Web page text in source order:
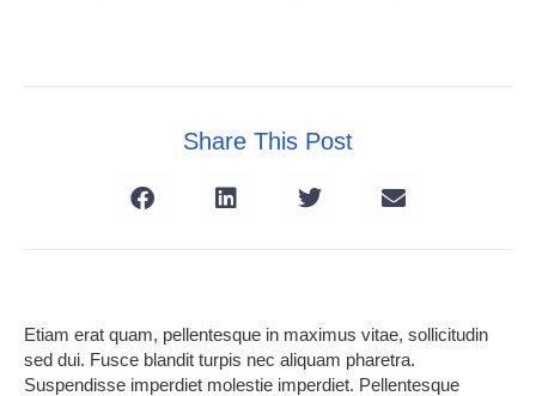
Share This Post
Etiam erat quam, pellentesque in maximus vitae, sollicitudin
sed dui. Fusce blandit turpis nec aliquam pharetra.
Suspendisse imperdiet molestie imperdiet. Pellentesque